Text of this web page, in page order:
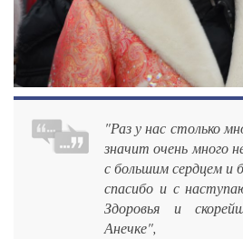
"Раз у нас столько
значит очень много
с большим сердцем и
спасибо и с
Здоровья и
Анечке",